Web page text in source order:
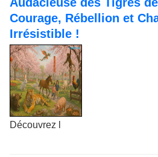
Courage, Rébellion et
Irrésistible !
Découvrez l